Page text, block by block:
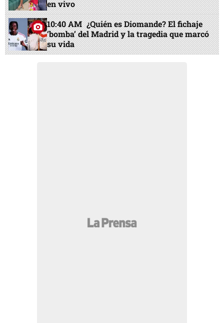
en vivo
10:40 AM ¿Quién es Diomande? El fichaje
‘bomba’ del Madrid y la tragedia que marcó
su vida